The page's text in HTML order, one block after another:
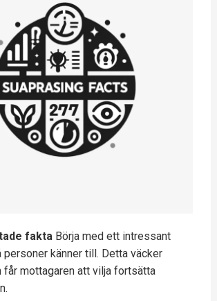
fakta Börja med ett intressant
känner till. Detta väcker
får mottagaren att vilja fortsätta